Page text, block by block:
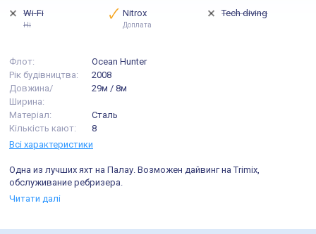
Wi-Fi
Ні
Nitrox
Доплата
Tech diving
Флот:
Ocean Hunter
Рік будівництва:
2008
Довжина/
Ширина:
29м / 8м
Матеріал:
Сталь
Кількість кают:
8
Всі характеристики
Одна из лучших яхт на Палау. Возможен дайвинг на Trimix,
обслуживание ребризера.
Читати далі